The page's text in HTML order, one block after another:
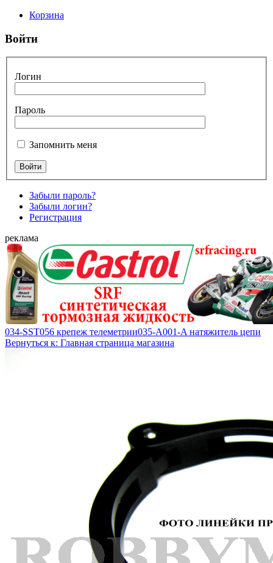
Корзина
Войти
Логин
Пароль
Запомнить меня
Забыли пароль?
Забыли логин?
Регистрация
реклама
034-SST056 крепеж телеметрии035-A001-A натяжитель цепи
Вернуться к: Главная страница магазина